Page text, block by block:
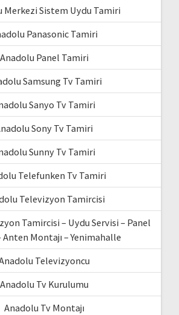
Merkezi Sistem Uydu Tamiri
Panasonic Tamiri
Anadolu Panel Tamiri
Samsung Tv Tamiri
Sanyo Tv Tamiri
Sony Tv Tamiri
Sunny Tv Tamiri
Telefunken Tv Tamiri
Televizyon Tamircisi
Tamircisi – Uydu Servisi – Panel
Anten Montajı – Yenimahalle
Televizyoncu
Anadolu Tv Kurulumu
Anadolu Tv Montajı